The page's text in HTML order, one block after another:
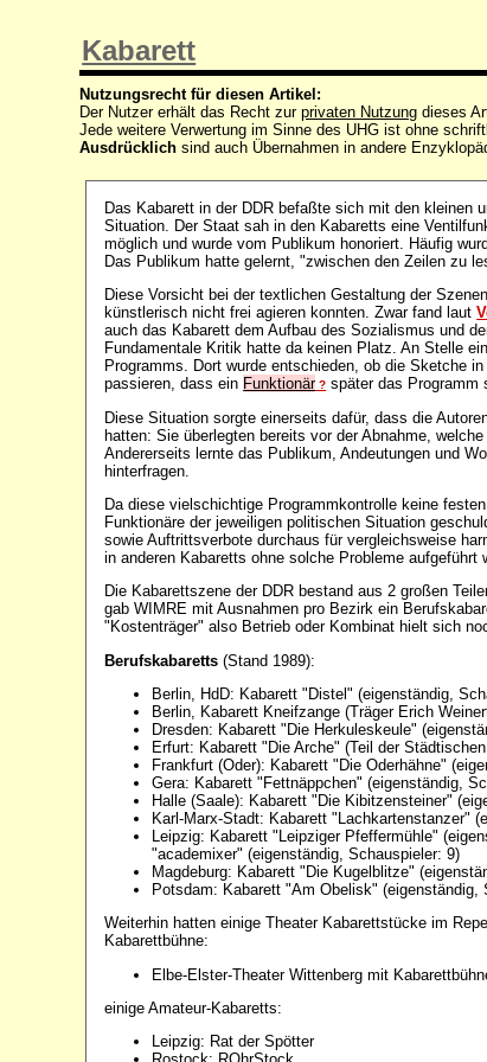
Kabarett
Nutzungsrecht für diesen Artikel:
Der Nutzer erhält das Recht zurprivaten Nutzung dieses
Jede weitere Verwertung im Sinne des UHG ist ohne
Ausdrücklich sind auch Übernahmen in andere
Das Kabarett in der DDR befaßte sich mit den kleinen
Situation. Der Staat sah in den Kabaretts eine
möglich und wurde vom Publikum honoriert. Häufig
Das Publikum hatte gelernt, "zwischen den Zeilen zu
Diese Vorsicht bei der textlichen Gestaltung der
künstlerisch nicht frei agieren konnten. Zwar fand laut
auch das Kabarett dem Aufbau des Sozialismus und
Fundamentale Kritik hatte da keinen Platz. An Stelle
Programms. Dort wurde entschieden, ob die Sketche
passieren, dass ein Funktionär? später das Programm
Diese Situation sorgte einerseits dafür, dass die
hatten: Sie überlegten bereits vor der Abnahme,
Andererseits lernte das Publikum, Andeutungen und
hinterfragen.
Da diese vielschichtige Programmkontrolle keine
Funktionäre der jeweiligen politischen Situation
sowie Auftrittsverbote durchaus für vergleichsweise
in anderen Kabaretts ohne solche Probleme aufgeführt
Die Kabarettszene der DDR bestand aus 2 großen
gab WIMRE mit Ausnahmen pro Bezirk ein
"Kostenträger" also Betrieb oder Kombinat hielt sich
Berufskabaretts (Stand 1989):
Berlin, HdD: Kabarett "Distel" (eigenständig,
Berlin, Kabarett Kneifzange (Träger Erich
Dresden: Kabarett "Die Herkuleskeule"
Erfurt: Kabarett "Die Arche" (Teil der
Frankfurt (Oder): Kabarett "Die Oderhähne"
Gera: Kabarett "Fettnäppchen" (eigenständig,
Halle (Saale): Kabarett "Die Kibitzensteiner"
Karl-Marx-Stadt: Kabarett "Lachkartenstanzer"
Leipzig: Kabarett "Leipziger Pfeffermühle"
"academixer" (eigenständig, Schauspieler: 9)
Magdeburg: Kabarett "Die Kugelblitze"
Potsdam: Kabarett "Am Obelisk" (eigenständig,
Weiterhin hatten einige Theater Kabarettstücke im
Kabarettbühne:
Elbe-Elster-Theater Wittenberg mit
einige Amateur-Kabaretts:
Leipzig: Rat der Spötter